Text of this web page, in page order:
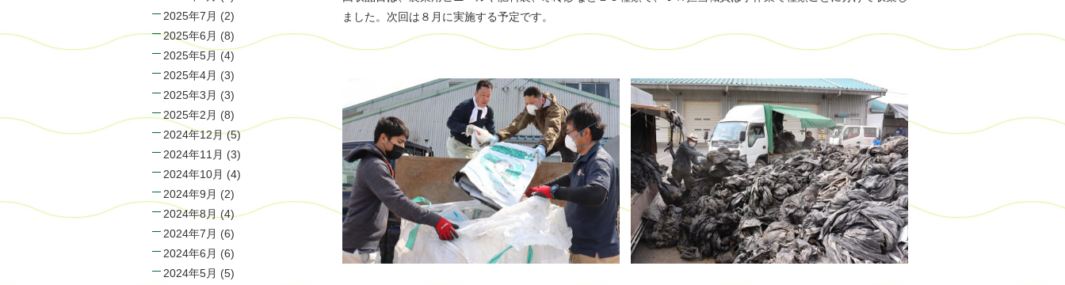
ました。次回は８月に実施する予定です。
2025年7月 (2)
2025年6月 (8)
2025年5月 (4)
2025年4月 (3)
2025年3月 (3)
2025年2月 (8)
2024年12月(5)
2024年11月 (3)
2024年10月 (4)
2024年9月 (2)
2024年8月 (4)
2024年7月 (6)
2024年6月 (6)
2024年5月 (5)